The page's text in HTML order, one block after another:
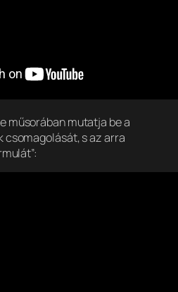
műsorában mutatja be a
csomagolását, s az arra